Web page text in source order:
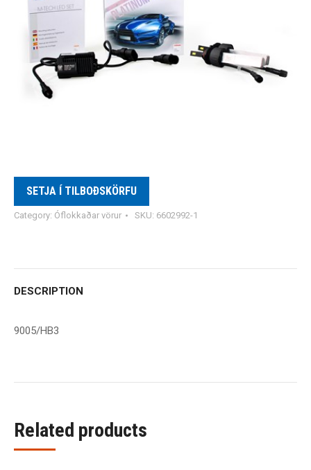
SETJA Í TILBOÐSKÖRFU
Category: Óflokkaðar vörur SKU: 6602992-1
DESCRIPTION
9005/HB3
Related products